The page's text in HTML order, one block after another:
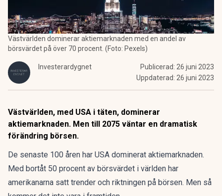
Västvärlden dominerar aktiemarknaden med en andel av
börsvärdet på över 70 procent. (Foto: Pexels)
Investerardygnet Publicerad: 26 juni 2023
Uppdaterad: 26 juni 2023
Västvärlden, med USA i täten, dominerar
aktiemarknaden. Men till 2075 väntar en dramatisk
förändring börsen.
De senaste 100 åren har USA dominerat aktiemarknaden.
Med bortåt 50 procent av börsvärdet i världen har
amerikanarna satt trender och riktningen på börsen. Men så